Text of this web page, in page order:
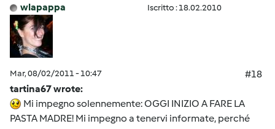
wlapappa Iscritto : 18.02.2010
Mar, 08/02/2011 - 10:47
#18
tartina67 wrote:
Mi impegno solennemente: OGGI INIZIO A FARE LA
PASTA MADRE! Mi impegno a tenervi informate, perché